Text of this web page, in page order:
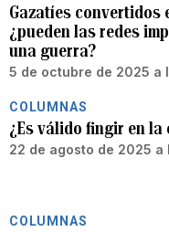
Gazatíes convertidos
¿pueden las redes
una guerra?
5 de octubre de 2025 a
COLUMNAS
¿Es válido fingir en la
22 de agosto de 2025 a
COLUMNAS